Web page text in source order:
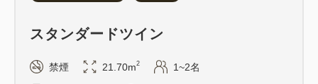
スタンダードツイン
禁煙 21.70m2 1~2名